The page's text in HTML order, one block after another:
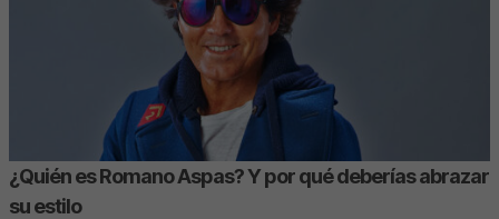
¿Quién es Romano Aspas? Y por qué deberías abrazar
su estilo